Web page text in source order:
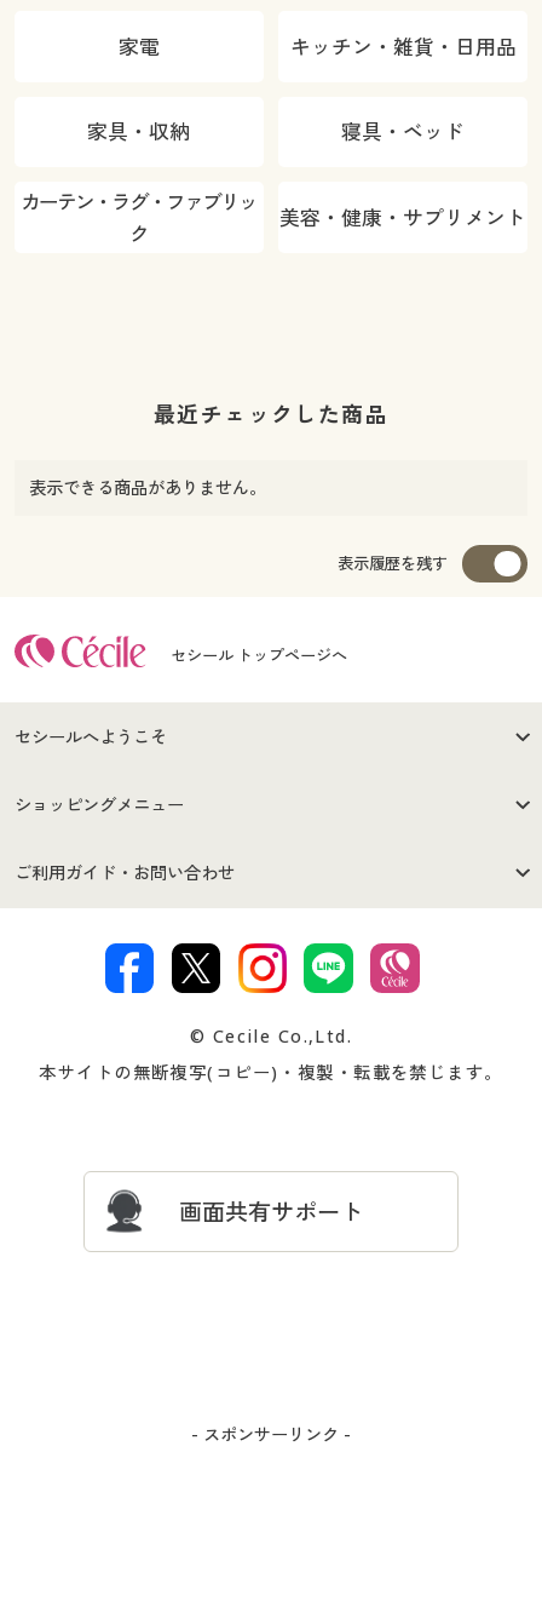
家電 キッチン・雑貨・日用品
家具・収納 寝具・ベッド
カーテン・ラグ・ファブリッ
ク
美容・健康・サプリメント
最近チェックした商品
表示できる商品がありません。
表示履歴を残す
セシール トップページへ
セシールへようこそ
はじめての方へ
セシールご利用規約
著作権・商標について 会社案内
ショッピングメニュー
商品カテゴリ
プレゼント＆キャンペーン サイトマップ
ご利用ガイド・お問い合わせ
交換・返品は お支払は
ついて
忘れの場合
© Cecile Co.,Ltd.
本サイトの無断複写(コピー)・複製・転載を禁じます。
画面共有サポート
- スポンサーリンク -